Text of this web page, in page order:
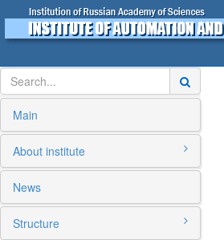
Main
About institute
News
Structure